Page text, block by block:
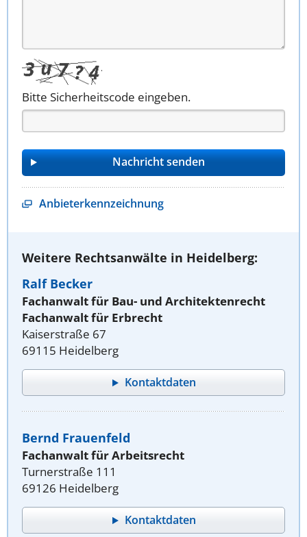
Bitte Sicherheitscode eingeben.
Anbieterkennzeichnung
Weitere Rechtsanwälte in Heidelberg:
Ralf Becker
Fachanwalt für Bau- und Architektenrecht
Fachanwalt für Erbrecht
Kaiserstraße 67
69115 Heidelberg
Kontaktdaten
Bernd Frauenfeld
Fachanwalt für Arbeitsrecht
Turnerstraße 111
69126 Heidelberg
Kontaktdaten